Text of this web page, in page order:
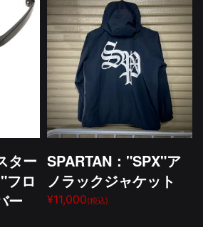
ター
フロ
ー
SPARTAN："SPX"ア
ノラックジャケット
¥11,000(税込)